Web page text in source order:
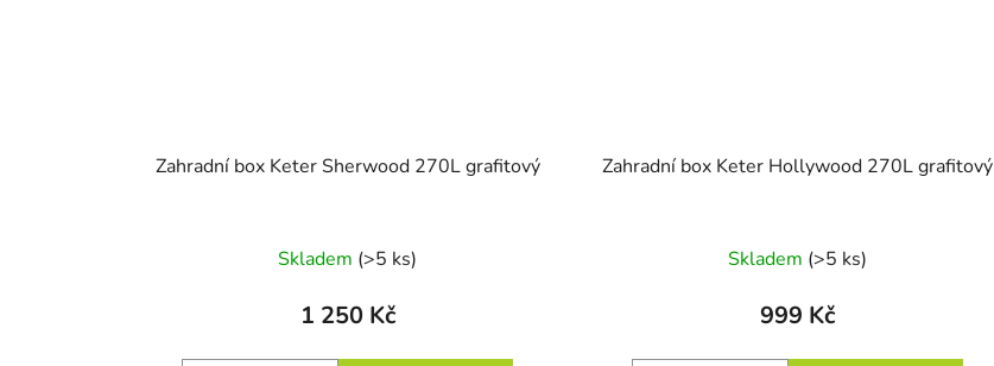
Zahradní box Keter Sherwood 270L grafitový
Skladem (>5 ks)
1 250 Kč
Zahradní box Keter Hollywood 270L grafitový
Skladem (>5 ks)
999 Kč